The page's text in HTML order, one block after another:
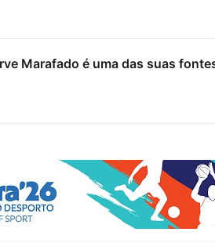
Marafado é uma das suas